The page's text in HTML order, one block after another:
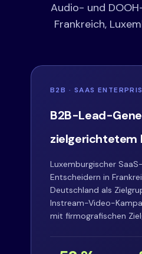
Audio- und
Frankreich,
B2B · SAAS
B2B-Lead-
zielgerichtetem
Luxemburgischer
Entscheidern in
Deutschland als
Instream-Video-
mit firmografischen